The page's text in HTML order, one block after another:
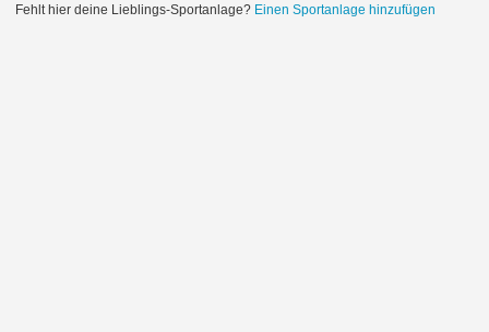
Fehlt hier deine Lieblings-Sportanlage? Einen Sportanlage hinzufügen